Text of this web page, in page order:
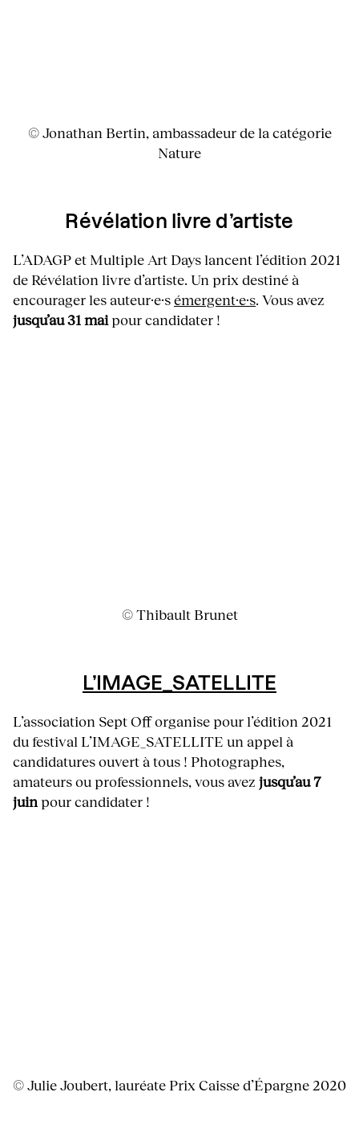
© Jonathan Bertin, ambassadeur de la catégorie
Nature
Révélation livre d’artiste
L’ADAGP et Multiple Art Days lancent l’édition 2021
de Révélation livre d’artiste. Un prix destiné à
encourager les auteur·e·sémergent·e·s. Vous avez
jusqu’au 31 maipour candidater !
© Thibault Brunet
L’IMAGE_SATELLITE
L’association Sept Off organise pour l’édition 2021
du festival L’IMAGE_SATELLITE un appel à
candidatures ouvert à tous ! Photographes,
amateurs ou professionnels, vous avez jusqu’au 7
juinpour candidater !
© Julie Joubert, lauréate Prix Caisse d’Épargne 2020